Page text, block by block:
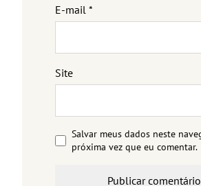
E-mail *
Site
Salvar meus dados neste
próxima vez que eu comentar.